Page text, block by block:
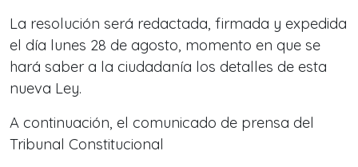
La resolución será redactada, firmada y expedida
el día lunes 28 de agosto, momento en que se
hará saber a la ciudadanía los detalles de esta
nueva Ley.
A continuación, el comunicado de prensa del
Tribunal Constitucional